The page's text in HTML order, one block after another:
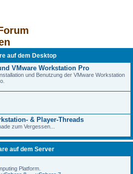
auf dem Desktop
VMware Workstation Pro
und Benutzung der VMware Workstation
& Player-Threads
zum Vergessen...
auf dem Server
Platform.